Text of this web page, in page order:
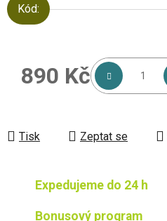
Kód:
890 Kč
Tisk Zeptat se
Expedujeme do 24 h
Bonusový program